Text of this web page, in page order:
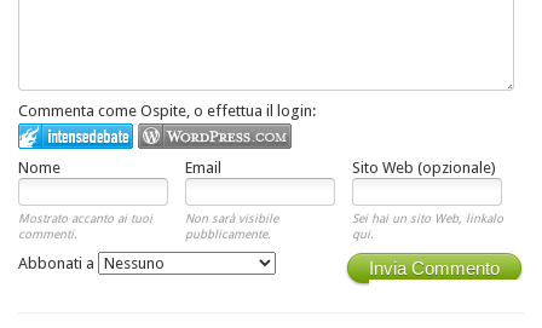
Commenta come Ospite, o effettua il login:
Nome Email Sito Web (opzionale)
Mostrato accanto ai tuoi
commenti.
Non sarà visibile
pubblicamente.
Sei hai un sito Web, linkalo
qui.
Invia Commento
Abbonati a